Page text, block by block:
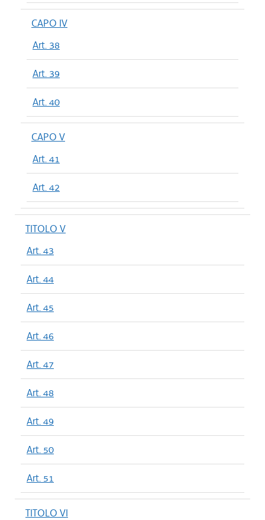
CAPO IV
Art. 38
Art. 39
Art. 40
CAPO V
Art. 41
Art. 42
TITOLO V
Art. 43
Art. 44
Art. 45
Art. 46
Art. 47
Art. 48
Art. 49
Art. 50
Art. 51
TITOLO VI